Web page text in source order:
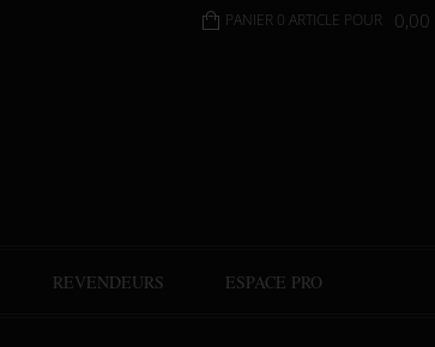
PANIER 0 ARTICLE POUR 0,00
REVENDEURS ESPACE PRO